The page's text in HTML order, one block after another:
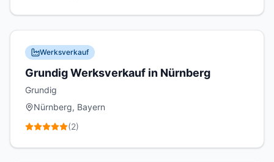
Werksverkauf
Grundig Werksverkauf in Nürnberg
Grundig
Nürnberg, Bayern
(2)